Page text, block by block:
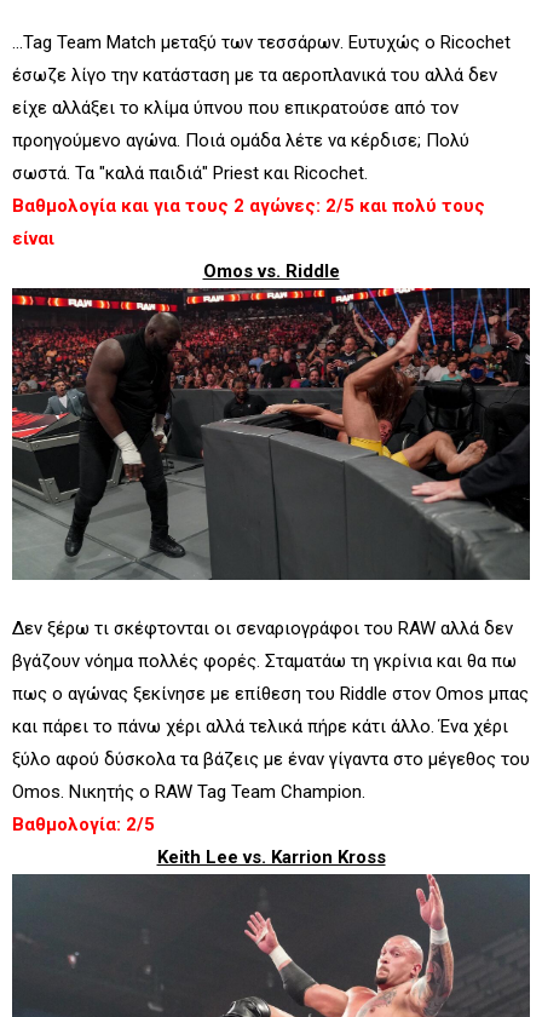
...Tag Team Match μεταξύ των τεσσάρων. Ευτυχώς ο Ricochet
έσωζε λίγο την κατάσταση με τα αεροπλανικά του αλλά δεν
είχε αλλάξει το κλίμα ύπνου που επικρατούσε από τον
προηγούμενο αγώνα. Ποιά ομάδα λέτε να κέρδισε; Πολύ
σωστά. Τα "καλά παιδιά" Priest και Ricochet.
Βαθμολογία και για τους 2 αγώνες: 2/5 και πολύ τους
είναι
Omos vs. Riddle
Δεν ξέρω τι σκέφτονται οι σεναριογράφοι του RAW αλλά δεν
βγάζουν νόημα πολλές φορές. Σταματάω τη γκρίνια και θα πω
πως ο αγώνας ξεκίνησε με επίθεση του Riddle στον Omos μπας
και πάρει το πάνω χέρι αλλά τελικά πήρε κάτι άλλο. Ένα χέρι
ξύλο αφού δύσκολα τα βάζεις με έναν γίγαντα στο μέγεθος του
Omos. Νικητής ο RAW Tag Team Champion.
Βαθμολογία: 2/5
Keith Lee vs. Karrion Kross